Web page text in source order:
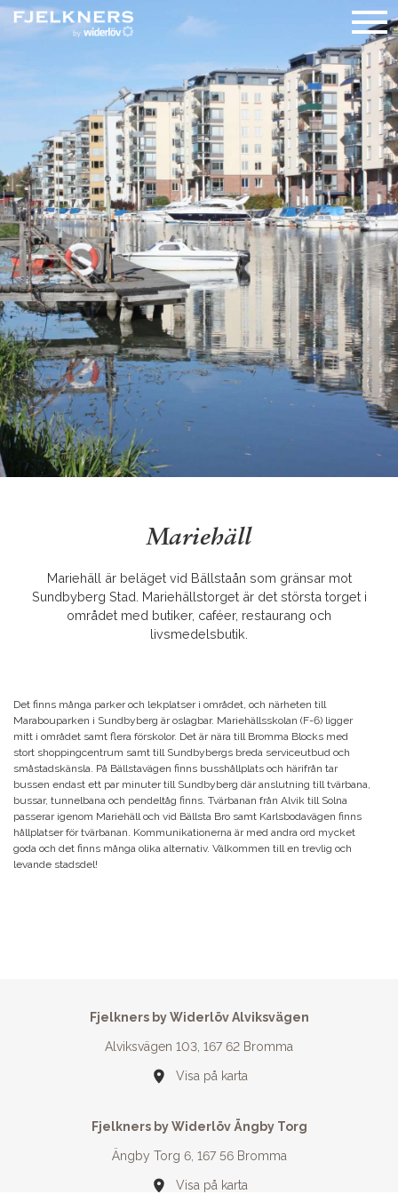
– VILLOR
– BOSTADSRÄTTER
– SÅLDA
NYPRODUKTION
SÄLJA
REFERENSER
OMRÅDEN
OM FJELKNERS
KONTAKT
Mariehäll
Mariehäll är beläget vid Bällstaån som gränsar mot
Sundbyberg Stad. Mariehällstorget är det största torget i
området med butiker, caféer, restaurang och
livsmedelsbutik.
Det finns många parker och lekplatser i området, och närheten till
Marabouparken i Sundbyberg är oslagbar. Mariehällsskolan (F-6) ligger
mitt i området samt flera förskolor. Det är nära till Bromma Blocks med
stort shoppingcentrum samt till Sundbybergs breda serviceutbud och
småstadskänsla. På Bällstavägen finns busshållplats och härifrån tar
bussen endast ett par minuter till Sundbyberg där anslutning till tvärbana,
bussar, tunnelbana och pendeltåg finns. Tvärbanan från Alvik till Solna
passerar igenom Mariehäll och vid Bällsta Bro samt Karlsbodavägen finns
hållplatser för tvärbanan. Kommunikationerna är med andra ord mycket
goda och det finns många olika alternativ. Välkommen till en trevlig och
levande stadsdel!
Fjelkners by Widerlöv Alviksvägen
Alviksvägen 103, 167 62 Bromma
Visa på karta
Fjelkners by Widerlöv Ängby Torg
Ängby Torg 6, 167 56 Bromma
Visa på karta